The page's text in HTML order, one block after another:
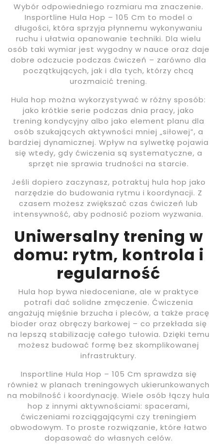
Wybór odpowiedniego rozmiaru ma znaczenie.
Insportline Hula Hop – 105 Cm to model o
długości, która sprzyja płynnemu wykonywaniu
ruchu i ułatwia opanowanie techniki. Dla wielu
osób taki wymiar jest wygodny w nauce oraz daje
dobre odczucie podczas ćwiczeń – zarówno dla
początkujących, jak i dla tych, którzy chcą
urozmaicić trening.
Hula hop można wykorzystywać w różny sposób:
jako krótkie serie podczas dnia pracy, jako
trening kondycyjny albo jako element planu dla
osób szukających aktywności mniej „siłowej”, a
bardziej dynamicznej. Wpływ na sylwetkę pojawia
się wtedy, gdy ćwiczenia są systematyczne, a
sprzęt nie sprawia trudności na starcie.
Jeśli dopiero zaczynasz, potraktuj hula hop jako
narzędzie do budowania rytmu i koordynacji. Z
czasem możesz zwiększać czas ćwiczeń lub
intensywność, aby podnosić poziom wyzwania.
Uniwersalny trening w
domu: rytm, kontrola i
regularność
Hula hop bywa niedoceniane, ale w praktyce
potrafi dać solidne zmęczenie. Ćwiczenia
angażują mięśnie brzucha i pleców, a także pracę
bioder oraz obręczy barkowej – co przekłada się
na lepszą stabilizację całego tułowia. Dzięki temu
możesz budować formę bez skomplikowanej
infrastruktury.
Insportline Hula Hop – 105 Cm sprawdza się
również w planach treningowych ukierunkowanych
na mobilność i koordynację. Wiele osób łączy hula
hop z innymi aktywnościami: spacerami,
ćwiczeniami rozciągającymi czy treningiem
obwodowym. To proste rozwiązanie, które łatwo
dopasować do własnych celów.